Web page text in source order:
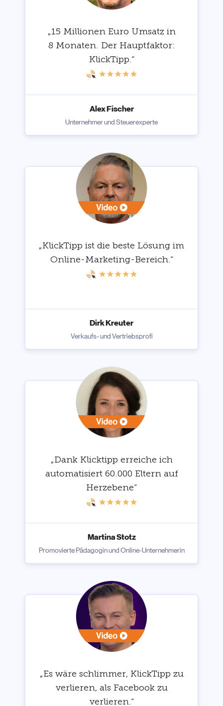
„15 Millionen Euro Umsatz in
8 Monaten. Der Hauptfaktor:
KlickTipp.“
Alex Fischer
Unternehmer und Steuerexperte
„KlickTipp ist die beste Lösung im
Online-Marketing-Bereich.“
Dirk Kreuter
Verkaufs- und Vertriebsprofi
„Dank Klicktipp erreiche ich
automatisiert 60.000 Eltern auf
Herzebene“
Martina Stotz
Promovierte Pädagogin und Online-Unternehmerin
„Es wäre schlimmer, KlickTipp zu
verlieren, als Facebook zu
verlieren.“